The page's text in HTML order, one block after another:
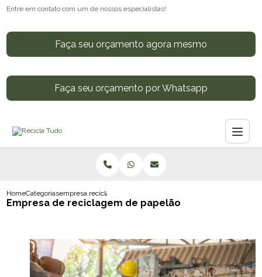
Entre em contato com um de nossos especialistas!
Faça seu orçamento agora mesmo
Faça seu orçamento por Whatsapp
HomeCategoriasempresa reciclagem papelao
Empresa de reciclagem de papelão